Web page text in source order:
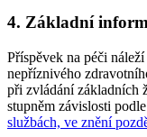
4. Základní
Příspěvek na péči
nepříznivého
při zvládání základních
stupněm závislosti podle
službách, ve znění